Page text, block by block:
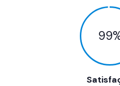
99